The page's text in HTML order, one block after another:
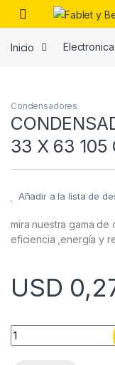
Skip to navigation
Skip to content
Inicio Electronica
Condensadores
33 X 63 105
Añadir a la lista de
mira nuestra gama
eficiencia ,energía y
USD
CONDENSADOR